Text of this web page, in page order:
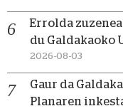
Errolda
du Galdakaoko
2026-08-03
Gaur da
Planaren